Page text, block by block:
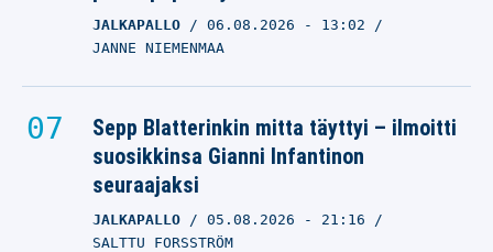
JALKAPALLO 06.08.2026 - 13:02
JANNE NIEMENMAA
Sepp Blatterinkin mitta täyttyi – ilmoitti
suosikkinsa Gianni Infantinon
seuraajaksi
JALKAPALLO 05.08.2026 - 21:16
SALTTU FORSSTRÖM